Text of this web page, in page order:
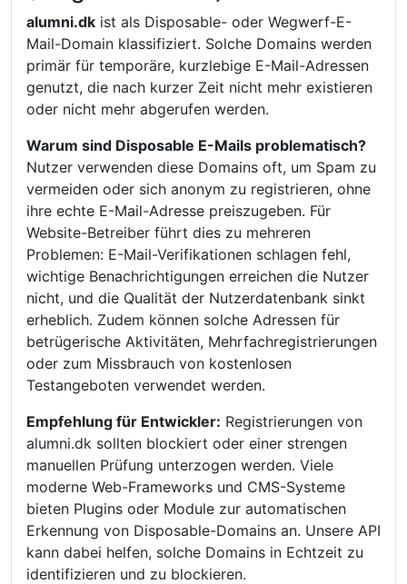
alumni.dk ist als Disposable- oder Wegwerf-E-
Mail-Domain klassifiziert. Solche Domains werden
primär für temporäre, kurzlebige E-Mail-Adressen
genutzt, die nach kurzer Zeit nicht mehr existieren
oder nicht mehr abgerufen werden.
Warum sind Disposable E-Mails problematisch?
Nutzer verwenden diese Domains oft, um Spam zu
vermeiden oder sich anonym zu registrieren, ohne
ihre echte E-Mail-Adresse preiszugeben. Für
Website-Betreiber führt dies zu mehreren
Problemen: E-Mail-Verifikationen schlagen fehl,
wichtige Benachrichtigungen erreichen die Nutzer
nicht, und die Qualität der Nutzerdatenbank sinkt
erheblich. Zudem können solche Adressen für
betrügerische Aktivitäten, Mehrfachregistrierungen
oder zum Missbrauch von kostenlosen
Testangeboten verwendet werden.
Empfehlung für Entwickler: Registrierungen von
alumni.dk sollten blockiert oder einer strengen
manuellen Prüfung unterzogen werden. Viele
moderne Web-Frameworks und CMS-Systeme
bieten Plugins oder Module zur automatischen
Erkennung von Disposable-Domains an. Unsere API
kann dabei helfen, solche Domains in Echtzeit zu
identifizieren und zu blockieren.